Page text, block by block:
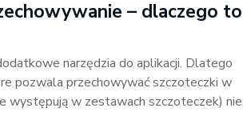
– dlaczego to
narzędzia do aplikacji. Dlatego
pozwala przechowywać szczoteczki w
występują w zestawach szczoteczek) nie